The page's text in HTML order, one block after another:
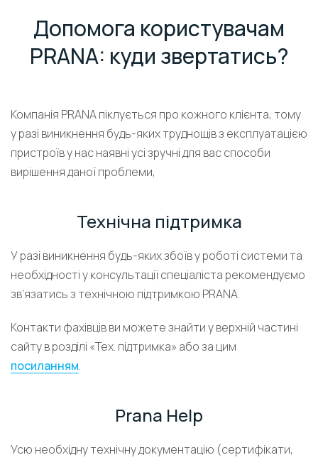
Допомога користувачам
PRANA: куди звертатись?
Компанія PRANA піклується про кожного клієнта, тому
у разі виникнення будь-яких труднощів з експлуатацією
пристроїв у нас наявні усі зручні для вас способи
вирішення даної проблеми,
Технічна підтримка
У разі виникнення будь-яких збоїв у роботі системи та
необхідності у консультації спеціаліста рекомендуємо
зв’язатись з технічною підтримкою PRANA.
Контакти фахівців ви можете знайти у верхній частині
сайту в розділі «Тех. підтримка» або за цим
посиланням.
Prana Help
Усю необхідну технічну документацію (сертифікати,